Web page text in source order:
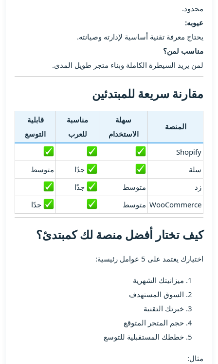
محدود.
عيوبه:
يحتاج معرفة تقنية أساسية لإدارته وصيانته.
مناسب لمن؟
لمن يريد السيطرة الكاملة وبناء متجر طويل المدى.
مقارنة سريعة للمبتدئين​
المنصة
سهلة
الاستخدام
مناسبة
للعرب
قابلية
التوسع
Shopify
سلة
جدًا
متوسط
زد
متوسط
جدًا
WooCommerce متوسط جدًا
كيف تختار أفضل منصة لك كمبتدئ؟​
اختيارك يعتمد على 5 عوامل رئيسية:
ميزانيتك الشهرية
السوق المستهدف
خبرتك التقنية
حجم المتجر المتوقع
خططك المستقبلية للتوسع
مثال: